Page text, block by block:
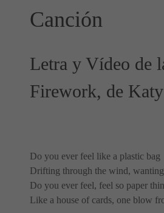
Canción
Letra y Vídeo de
Firework, de
Do you ever feel like a plastic bag
Drifting through the wind, wanting
Do you ever feel, feel so paper thin
Like a house of cards, one blow